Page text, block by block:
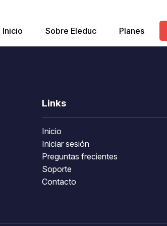
Inicio Sobre Eleduc Planes
Links
Inicio
Iniciar sesión
Preguntas frecientes
Soporte
Contacto